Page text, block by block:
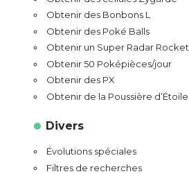
Obtenir des Bonbons L
Obtenir des Poké Balls
Obtenir un Super Radar Rocket
Obtenir 50 Poképièces/jour
Obtenir des PX
Obtenir de la Poussière d’Étoile
Divers
Évolutions spéciales
Filtres de recherches